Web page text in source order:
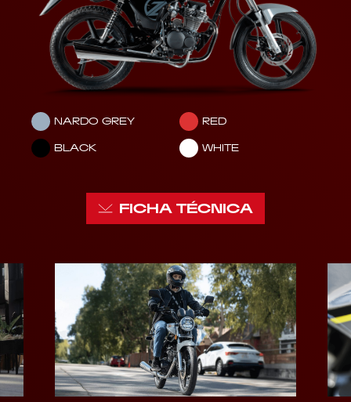
NARDO GREY RED
BLACK WHITE
FICHA TÉCNICA